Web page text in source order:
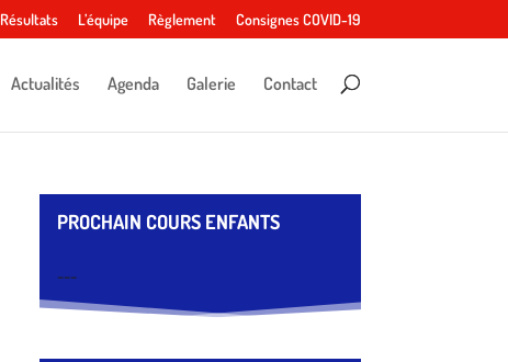
Résultats L’équipe Règlement Consignes COVID-19
Actualités Agenda Galerie Contact
PROCHAIN COURS ENFANTS
---